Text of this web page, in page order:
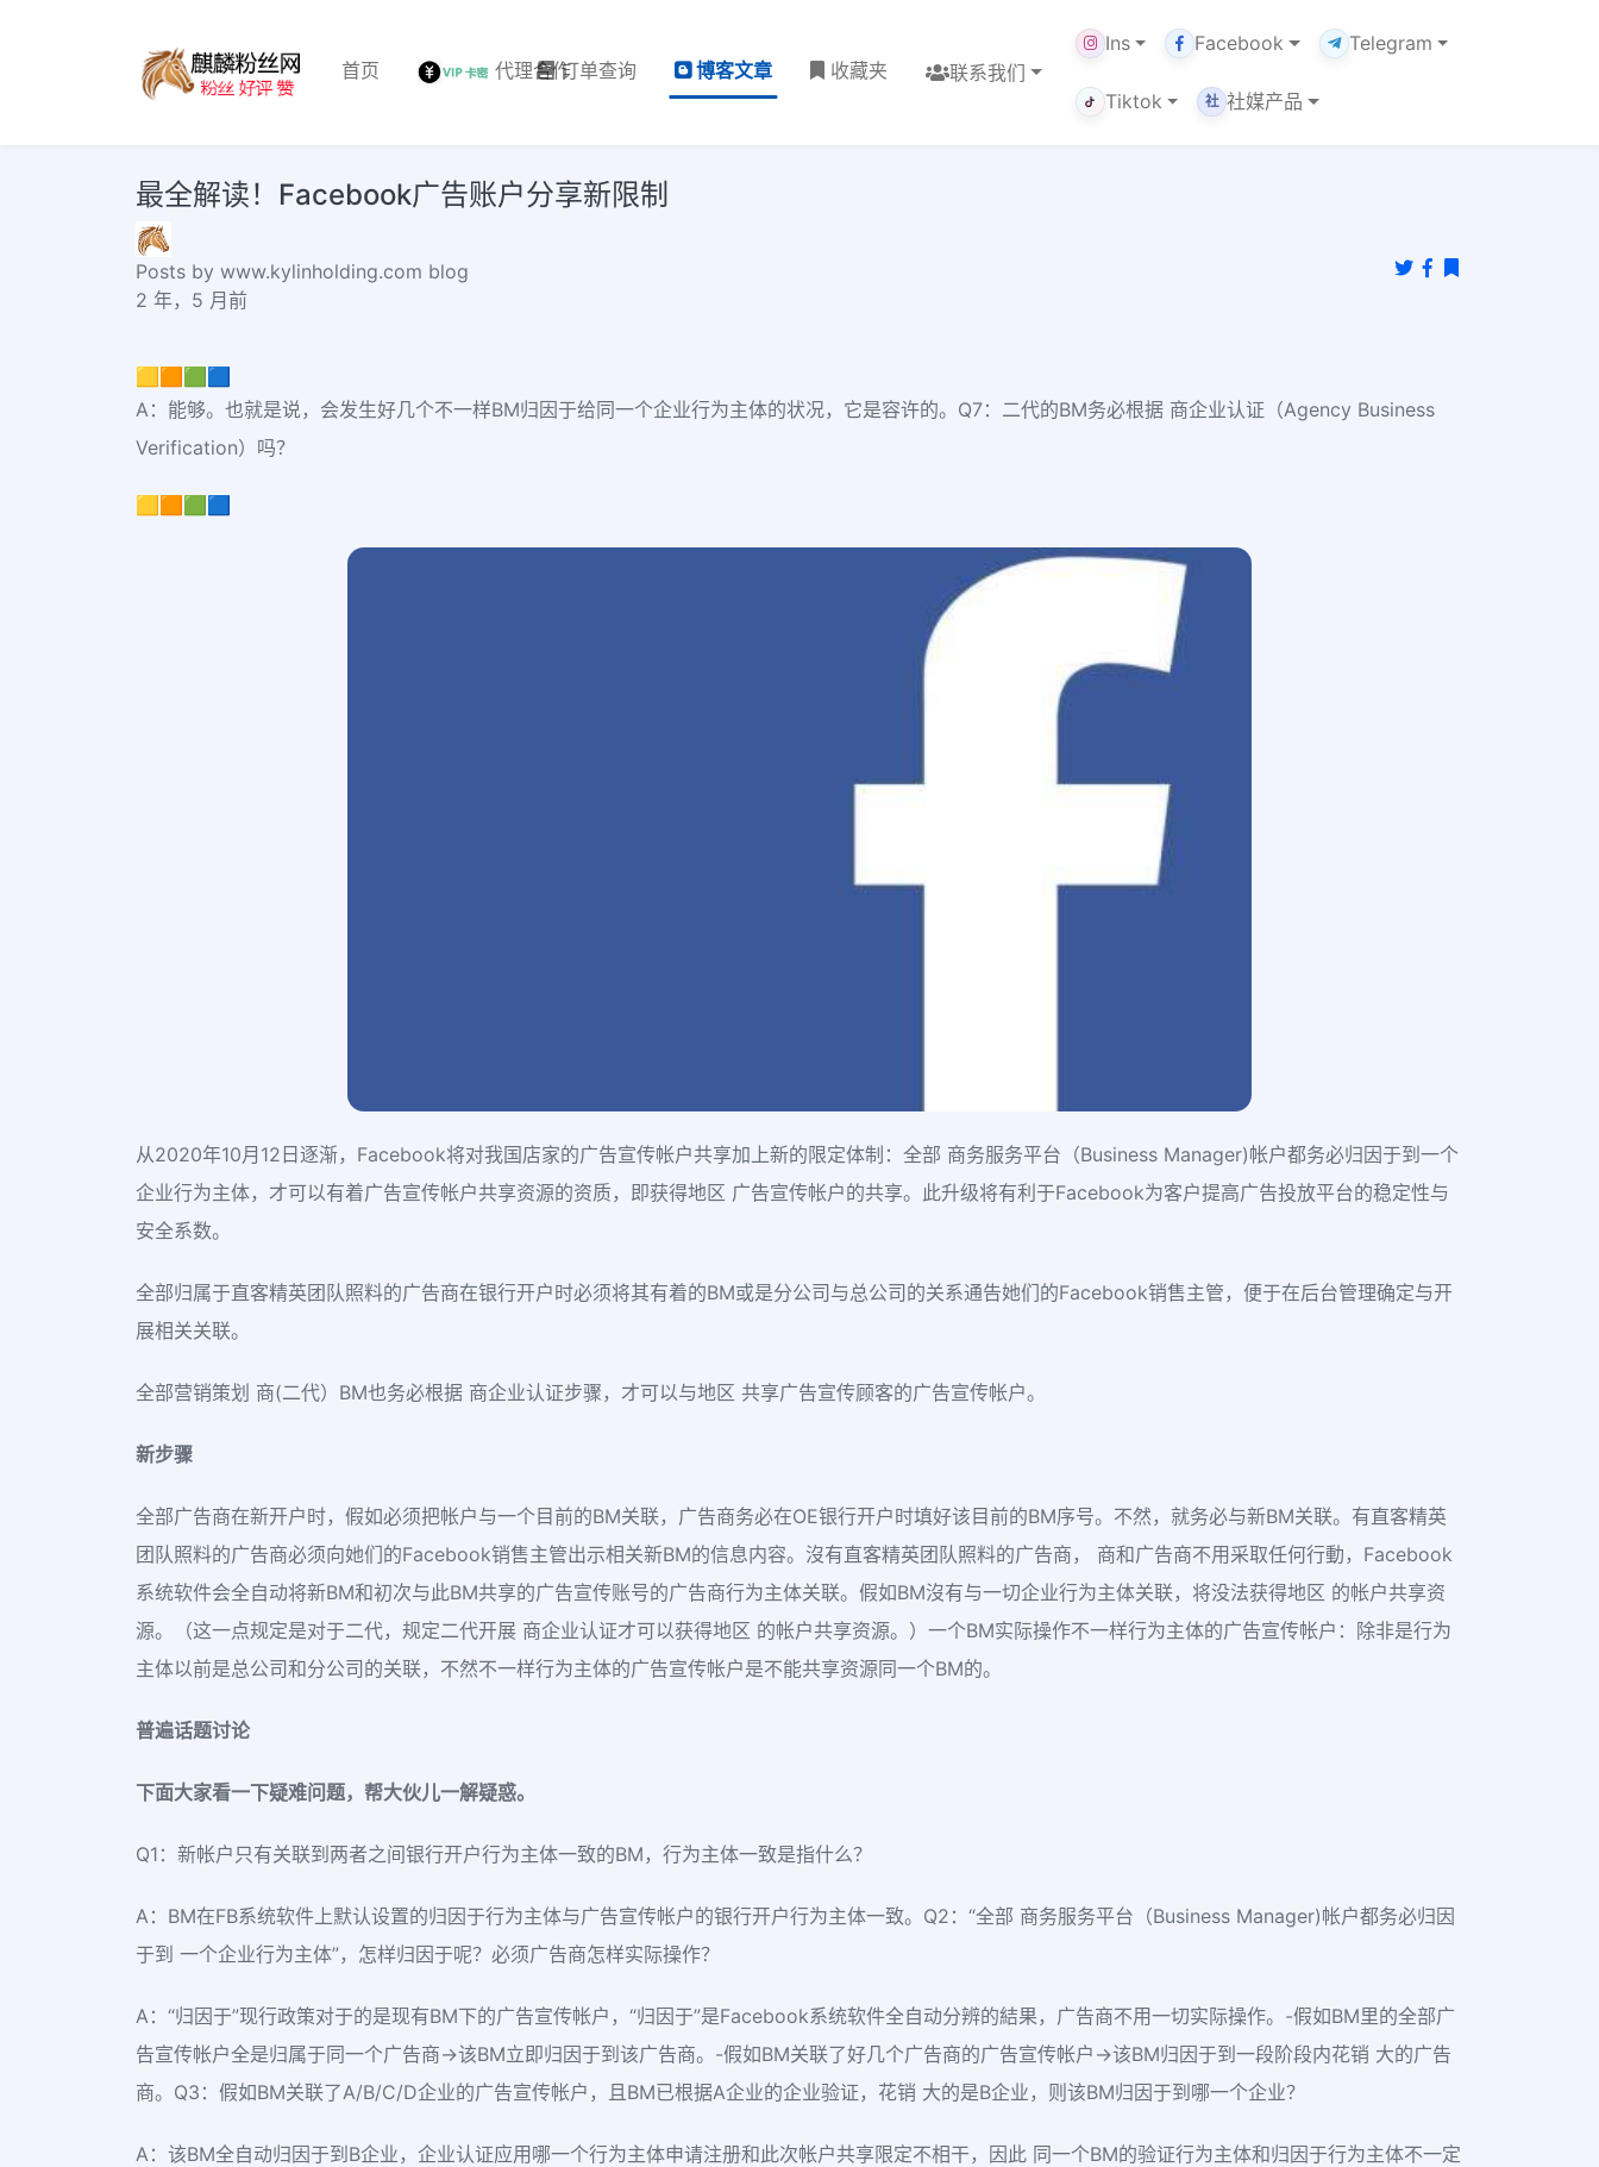
首页 代理合作订单查询 博客文章 收藏夹 联系我们
Ins Facebook Telegram
Tiktok 社 社媒产品
最全解读！Facebook广告账户分享新限制
Posts by www.kylinholding.com blog
2 年，5 月前
🟨🟧🟩🟦
A：能够。也就是说，会发生好几个不一样BM归因于给同一个企业行为主体的状况，它是容许的。Q7：二代的BM务必根据 商企业认证（Agency Business
Verification）吗？
🟨🟧🟩🟦
从2020年10月12日逐渐，Facebook将对我国店家的广告宣传帐户共享加上新的限定体制：全部 商务服务平台（Business Manager)帐户都务必归因于到一个
企业行为主体，才可以有着广告宣传帐户共享资源的资质，即获得地区 广告宣传帐户的共享。此升级将有利于Facebook为客户提高广告投放平台的稳定性与
安全系数。
全部归属于直客精英团队照料的广告商在银行开户时必须将其有着的BM或是分公司与总公司的关系通告她们的Facebook销售主管，便于在后台管理确定与开
展相关关联。
全部营销策划 商(二代）BM也务必根据 商企业认证步骤，才可以与地区 共享广告宣传顾客的广告宣传帐户。
新步骤
全部广告商在新开户时，假如必须把帐户与一个目前的BM关联，广告商务必在OE银行开户时填好该目前的BM序号。不然，就务必与新BM关联。有直客精英
团队照料的广告商必须向她们的Facebook销售主管出示相关新BM的信息内容。沒有直客精英团队照料的广告商， 商和广告商不用采取任何行動，Facebook
系统软件会全自动将新BM和初次与此BM共享的广告宣传账号的广告商行为主体关联。假如BM沒有与一切企业行为主体关联，将没法获得地区 的帐户共享资
源。（这一点规定是对于二代，规定二代开展 商企业认证才可以获得地区 的帐户共享资源。）一个BM实际操作不一样行为主体的广告宣传帐户：除非是行为
主体以前是总公司和分公司的关联，不然不一样行为主体的广告宣传帐户是不能共享资源同一个BM的。
普遍话题讨论
下面大家看一下疑难问题，帮大伙儿一解疑惑。
Q1：新帐户只有关联到两者之间银行开户行为主体一致的BM，行为主体一致是指什么？
A：BM在FB系统软件上默认设置的归因于行为主体与广告宣传帐户的银行开户行为主体一致。Q2：“全部 商务服务平台（Business Manager)帐户都务必归因
于到 一个企业行为主体”，怎样归因于呢？必须广告商怎样实际操作？
A：“归因于”现行政策对于的是现有BM下的广告宣传帐户，“归因于”是Facebook系统软件全自动分辨的結果，广告商不用一切实际操作。-假如BM里的全部广
告宣传帐户全是归属于同一个广告商→该BM立即归因于到该广告商。-假如BM关联了好几个广告商的广告宣传帐户→该BM归因于到一段阶段内花销 大的广告
商。Q3：假如BM关联了A/B/C/D企业的广告宣传帐户，且BM已根据A企业的企业验证，花销 大的是B企业，则该BM归因于到哪一个企业？
A：该BM全自动归因于到B企业，企业认证应用哪一个行为主体申请注册和此次帐户共享限定不相干，因此 同一个BM的验证行为主体和归因于行为主体不一定